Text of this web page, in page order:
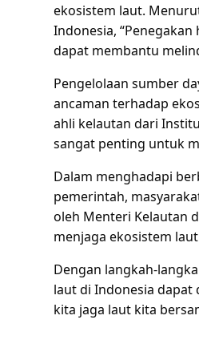
ekosistem laut.
Indonesia,
dapat membantu
Pengelolaan sumber
ancaman terhadap
ahli kelautan dari
sangat penting untuk
Dalam menghadapi
pemerintah,
oleh Menteri Kelautan
menjaga ekosistem
Dengan langkah-
laut di Indonesia dapat
kita jaga laut kita